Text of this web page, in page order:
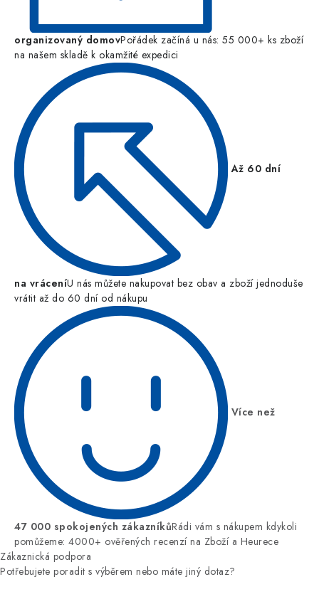
organizovaný domovPořádek začíná u nás: 55 000+ ks zboží
na našem skladě k okamžité expedici
Až 60 dní
na vráceníU nás můžete nakupovat bez obav a zboží jednoduše
vrátit až do 60 dní od nákupu
Více než
47 000 spokojených zákazníkůRádi vám s nákupem kdykoli
pomůžeme: 4000+ ověřených recenzí na Zboží a Heurece
Zákaznická podpora
Potřebujete poradit s výběrem nebo máte jiný dotaz?